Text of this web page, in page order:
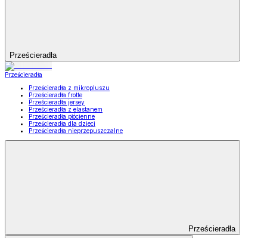
Prześcieradła
Prześcieradła
Prześcieradła z mikropluszu
Prześcieradła frotte
Prześcieradła jersey
Prześcieradła z elastanem
Prześcieradła płócienne
Prześcieradła dla dzieci
Prześcieradła nieprzepuszczalne
Prześcieradła